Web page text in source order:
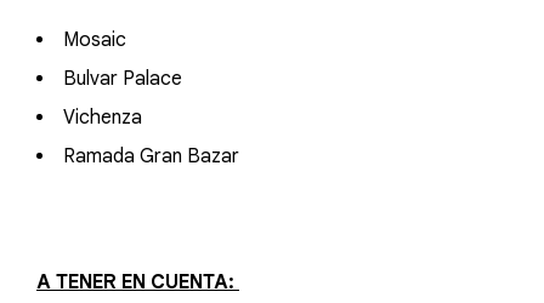
Mosaic
Bulvar Palace
Vichenza
Ramada Gran Bazar
A TENER EN CUENTA: